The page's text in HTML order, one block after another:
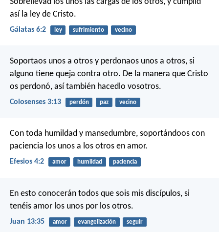
así la ley de Cristo.
Gálatas 6:2 ley sufrimiento vecino
Soportaos unos a otros y perdonaos unos a otros, si
alguno tiene queja contra otro. De la manera que Cristo
os perdonó, así también hacedlo vosotros.
Colosenses 3:13 perdón paz vecino
Con toda humildad y mansedumbre, soportándoos con
paciencia los unos a los otros en amor.
Efesios 4:2 amor humildad paciencia
En esto conocerán todos que sois mis discípulos, si
tenéis amor los unos por los otros.
Juan 13:35 amor evangelización seguir